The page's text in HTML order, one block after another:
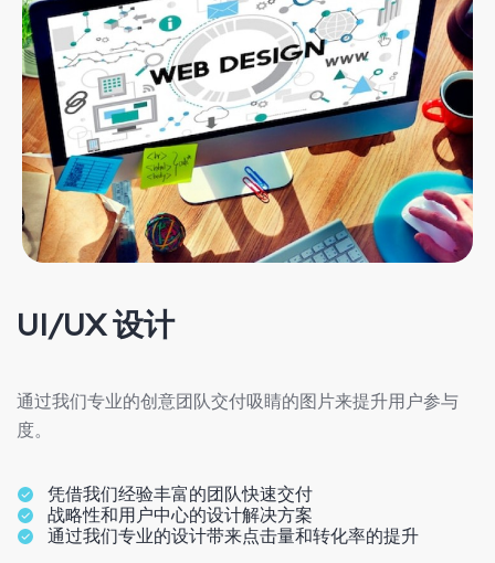
UI/UX 设计
通过我们专业的创意团队交付吸睛的图片来提升用户参与
度。
凭借我们经验丰富的团队快速交付
战略性和用户中心的设计解决方案
通过我们专业的设计带来点击量和转化率的提升